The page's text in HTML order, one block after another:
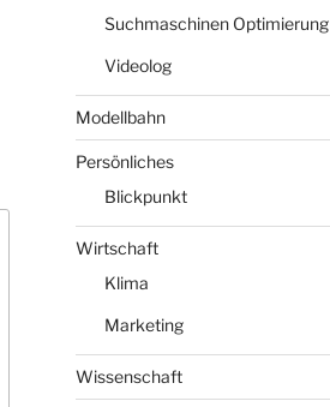
Suchmaschinen Optimierung
Videolog
Modellbahn
Persönliches
Blickpunkt
Wirtschaft
Klima
Marketing
Wissenschaft